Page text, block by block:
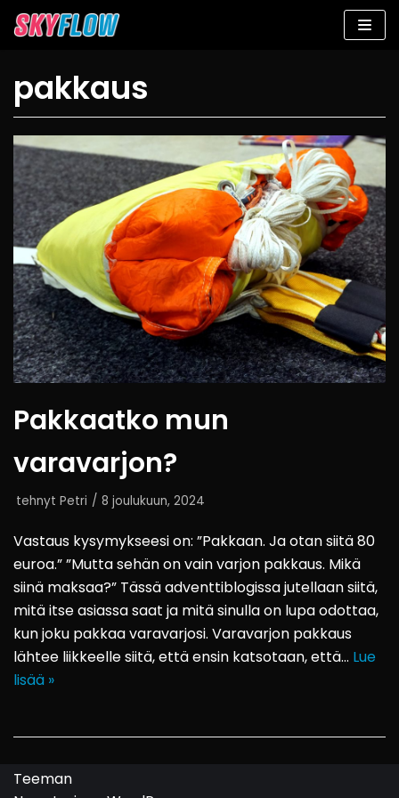
Siirry
suoraan
pakkaus
Pakkaatko mun
varavarjon?
tehnyt Petri 8 joulukuun, 2024
Vastaus kysymykseesi on: ”Pakkaan. Ja otan siitä 80
euroa.” ”Mutta sehän on vain varjon pakkaus. Mikä
siinä maksaa?” Tässä adventtiblogissa jutellaan siitä,
mitä itse asiassa saat ja mitä sinulla on lupa odottaa,
kun joku pakkaa varavarjosi. Varavarjon pakkaus
lähtee liikkeelle siitä, että ensin katsotaan, että… Lue
lisää »
Teeman